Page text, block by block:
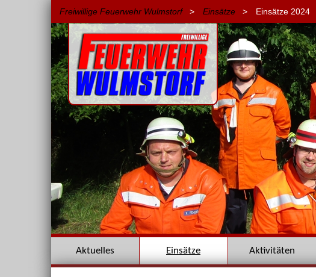
Freiwillige Feuerwehr Wulmstorf> Einsätze> Einsätze 2024
NavigationAktuelles Einsätze Aktivitäten